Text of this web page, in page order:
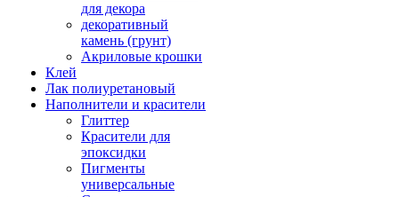
для декора
декоративный
камень (грунт)
Акриловые крошки
Клей
Лак полиуретановый
Наполнители и красители
Глиттер
Красители для
эпоксидки
Пигменты
универсальные